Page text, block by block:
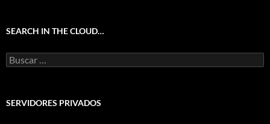
SEARCH IN THE CLOUD…
Buscar:
SERVIDORES PRIVADOS